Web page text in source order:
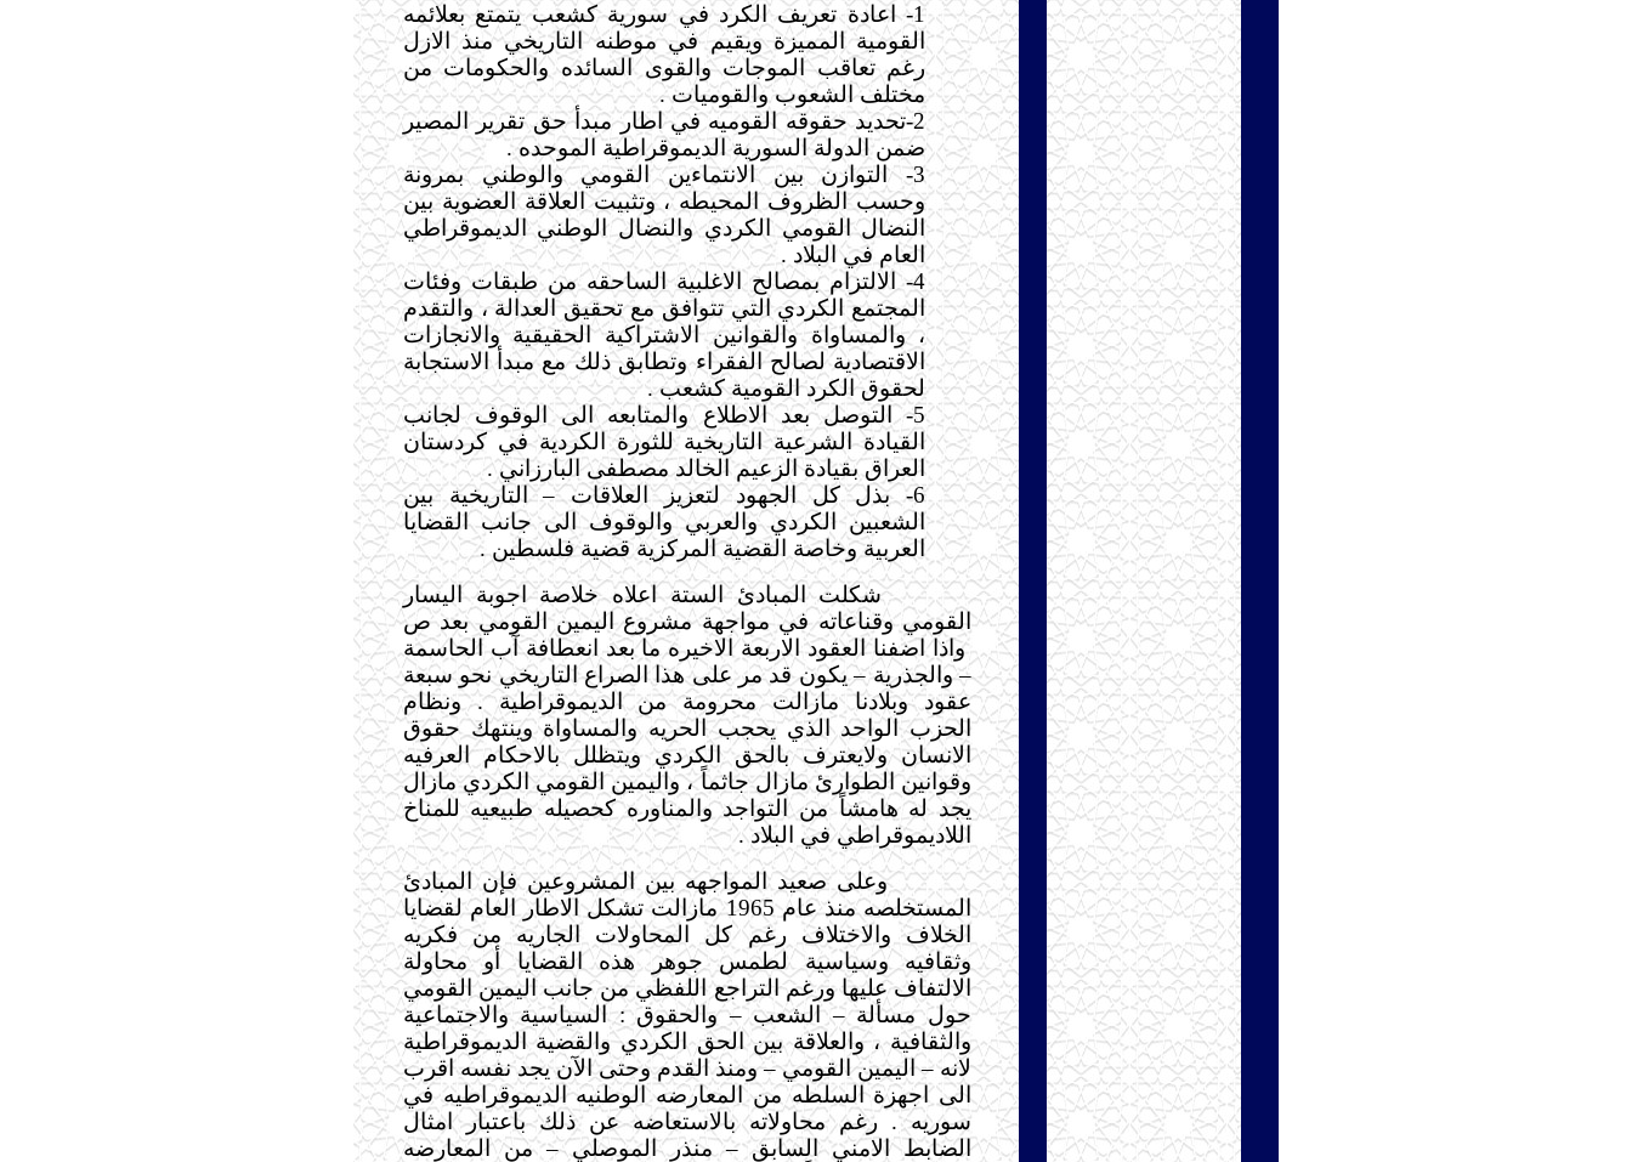
1- اعادة تعريف الكرد في سورية كشعب يتمتع بعلائمه
القومية المميزة ويقيم في موطنه التاريخي منذ الازل
رغم تعاقب الموجات والقوى السائده والحكومات من
مختلف الشعوب والقوميات .
2-تحديد حقوقه القوميه في اطار مبدأ حق تقرير المصير
ضمن الدولة السورية الديموقراطية الموحده .
3- التوازن بين الانتماءين القومي والوطني بمرونة
وحسب الظروف المحيطه ، وتثبيت العلاقة العضوية بين
النضال القومي الكردي والنضال الوطني الديموقراطي
العام في البلاد .
4- الالتزام بمصالح الاغلبية الساحقه من طبقات وفئات
المجتمع الكردي التي تتوافق مع تحقيق العدالة ، والتقدم
، والمساواة والقوانين الاشتراكية الحقيقية والانجازات
الاقتصادية لصالح الفقراء وتطابق ذلك مع مبدأ الاستجابة
لحقوق الكرد القومية كشعب .
5- التوصل بعد الاطلاع والمتابعه الى الوقوف لجانب
القيادة الشرعية التاريخية للثورة الكردية في كردستان
العراق بقيادة الزعيم الخالد مصطفى البارزاني .
6- بذل كل الجهود لتعزيز العلاقات – التاريخية بين
الشعبين الكردي والعربي والوقوف الى جانب القضايا
العربية وخاصة القضية المركزية قضية فلسطين .
شكلت المبادئ الستة اعلاه خلاصة اجوبة اليسار
القومي وقناعاته في مواجهة مشروع اليمين القومي بعد ص
واذا اضفنا العقود الاربعة الاخيره ما بعد انعطافة آب الحاسمة
– والجذرية – يكون قد مر على هذا الصراع التاريخي نحو سبعة
عقود وبلادنا مازالت محرومة من الديموقراطية . ونظام
الحزب الواحد الذي يحجب الحريه والمساواة وينتهك حقوق
الانسان ولايعترف بالحق الكردي ويتظلل بالاحكام العرفيه
وقوانين الطوارئ مازال جاثماً ، واليمين القومي الكردي مازال
يجد له هامشاً من التواجد والمناوره كحصيله طبيعيه للمناخ
اللاديموقراطي في البلاد .
وعلى صعيد المواجهه بين المشروعين فإن المبادئ
المستخلصه منذ عام 1965 مازالت تشكل الاطار العام لقضايا
الخلاف والاختلاف رغم كل المحاولات الجاريه من فكريه
وثقافيه وسياسية لطمس جوهر هذه القضايا أو محاولة
الالتفاف عليها ورغم التراجع اللفظي من جانب اليمين القومي
حول مسألة – الشعب – والحقوق : السياسية والاجتماعية
والثقافية ، والعلاقة بين الحق الكردي والقضية الديموقراطية
لانه – اليمين القومي – ومنذ القدم وحتى الآن يجد نفسه اقرب
الى اجهزة السلطه من المعارضه الوطنيه الديموقراطيه في
سوريه . رغم محاولاته بالاستعاضه عن ذلك باعتبار امثال
الضابط الامني السابق – منذر الموصلي – من المعارضه